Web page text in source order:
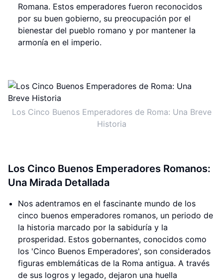
Romana. Estos emperadores fueron reconocidos
por su buen gobierno, su preocupación por el
bienestar del pueblo romano y por mantener la
armonía en el imperio.
Los Cinco Buenos Emperadores de Roma: Una Breve
Historia
Los Cinco Buenos Emperadores Romanos:
Una Mirada Detallada
Nos adentramos en el fascinante mundo de los
cinco buenos emperadores romanos, un periodo de
la historia marcado por la sabiduría y la
prosperidad. Estos gobernantes, conocidos como
los 'Cinco Buenos Emperadores', son considerados
figuras emblemáticas de la Roma antigua. A través
de sus logros y legado, dejaron una huella